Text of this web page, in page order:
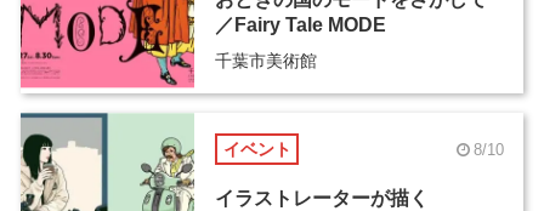
／Fairy Tale MODE
千葉市美術館
イベント 8/10
イラストレーターが描く